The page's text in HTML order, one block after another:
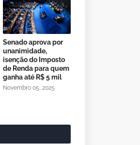
Senado aprova por
unanimidade,
isenção do Imposto
de Renda para quem
ganha até R$ 5 mil
Novembro 05, 2025